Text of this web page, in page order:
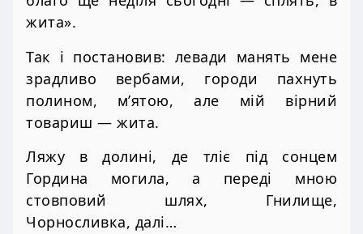
жита».
Так і постановив: левади манять мене
зрадливо вербами, городи пахнуть
полином, м’ятою, але мій вірний
товариш — жита.
Ляжу в долині, де тліє під сонцем
Гордина могила, а переді мною
стовповий шлях, Гнилище,
Чорносливка, далі…